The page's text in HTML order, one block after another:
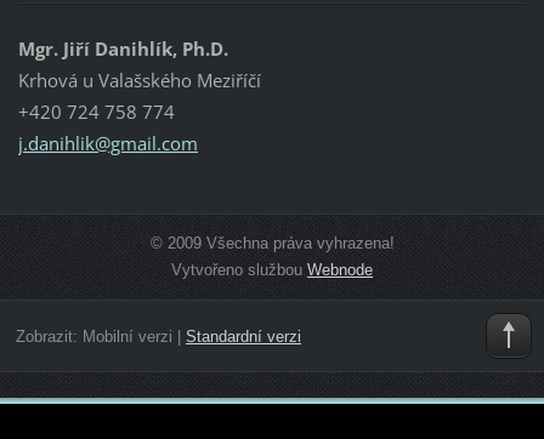
Mgr. Jiří Danihlík, Ph.D.
Krhová u Valašského Meziříčí
+420 724 758 774
j.danihlik@gmail.com
© 2009 Všechna práva vyhrazena!
Vytvořeno službou Webnode
Zobrazit: Mobilní verzi Standardní verzi